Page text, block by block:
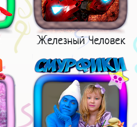
Железный Человек